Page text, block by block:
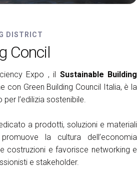
DISTRICT
Concil
Expo , il Sustainable Building
con Green Building Council Italia, è la
l’edilizia sostenibile.
a prodotti, soluzioni e materiali
la cultura dell’economia
costruzioni e favorisce networking e
e stakeholder.